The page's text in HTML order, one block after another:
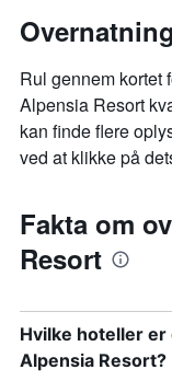
Rul gennem kortet
Alpensia Resort
kan finde flere
ved at klikke på
Fakta om
Resort
Hvilke hoteller
Alpensia Resort?